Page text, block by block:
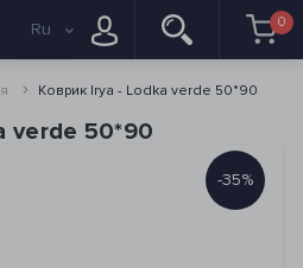
Ru 0
Коврик Irya - Lodka verde 50*90
verde 50*90
-35%